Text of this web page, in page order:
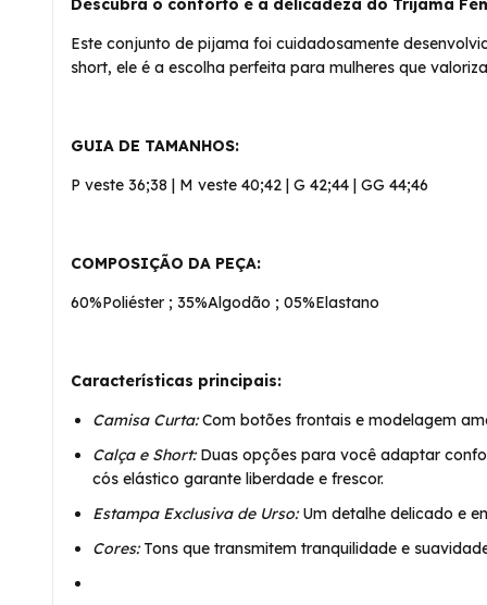
Descubra o conforto e a delicadeza do Trijama
Este conjunto de pijama foi cuidadosamente
short, ele é a escolha perfeita para mulheres que
GUIA DE TAMANHOS:
P veste 36;38 | M veste 40;42 | G 42;44 | GG 44;46
COMPOSIÇÃO DA PEÇA:
60%Poliéster ; 35%Algodão ; 05%Elastano
Características principais:
Camisa Curta:Com botões frontais e modelagem
Calça e Short:Duas opções para você adaptar
cós elástico garante liberdade e frescor.
Estampa Exclusiva de Urso:Um detalhe delicado e
Cores:Tons que transmitem tranquilidade e